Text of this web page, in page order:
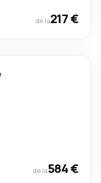
de la217 €
de la584 €